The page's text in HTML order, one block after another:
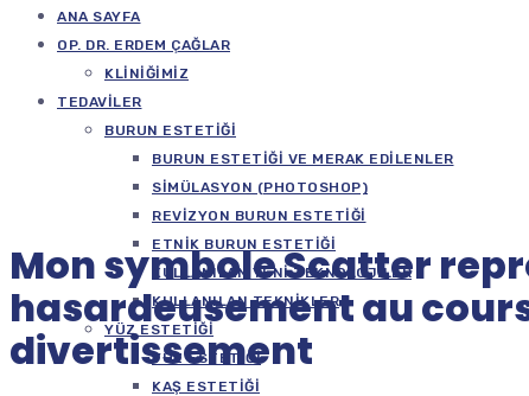
ANA SAYFA
OP. DR. ERDEM ÇAĞLAR
KLINIĞIMIZ
TEDAVILER
BURUN ESTETIĞI
BURUN ESTETIĞI VE MERAK EDILENLER
SIMÜLASYON (PHOTOSHOP)
REVIZYON BURUN ESTETIĞI
ETNIK BURUN ESTETIĞI
KULLANILAN YENI TEKNOLOJILER
KULLANILAN TEKNIKLER
YÜZ ESTETIĞI
YÜZ ESTETIĞI
KAŞ ESTETIĞI
Mon symbole Scatter
hasardeusement au
divertissement